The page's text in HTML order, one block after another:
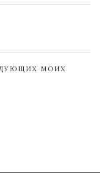
МОИХ